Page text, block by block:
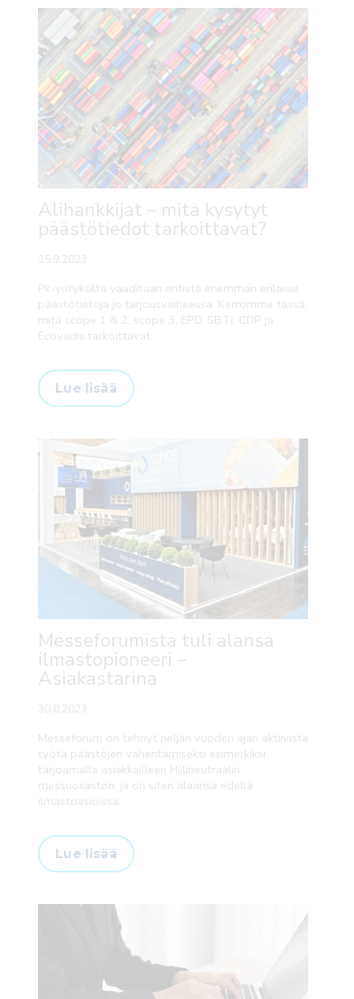
Alihankkijat – mitä kysytyt
päästötiedot tarkoittavat?
25.9.2023
Pk-yrityksiltä vaaditaan entistä enemmän erilaisia
päästötietoja jo tarjousvaiheessa. Kerromme tässä,
mitä scope 1 & 2, scope 3, EPD, SBTi, CDP ja
Ecovadis tarkoittavat.
Lue lisää
Messeforumista tuli alansa
ilmastopioneeri –
Asiakastarina
30.8.2023
Messeforum on tehnyt neljän vuoden ajan aktiivista
työtä päästöjen vähentämiseksi esimerkiksi
tarjoamalla asiakkailleen Hiilineutraalin
messuosaston, ja on siten alaansa edellä
ilmastoasioissa.
Lue lisää